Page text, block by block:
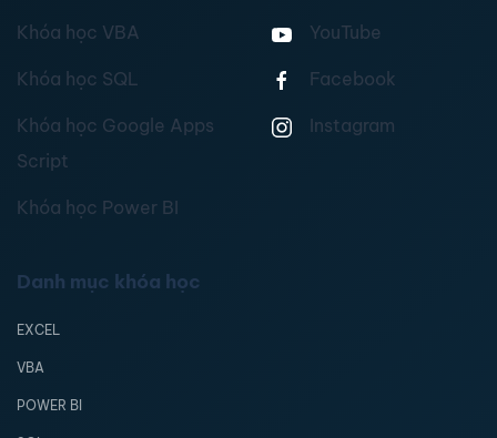
Khóa học VBA
Khóa học SQL
Khóa học Google Apps
Script
Khóa học Power BI
YouTube
Facebook
Instagram
Danh mục khóa học
EXCEL
VBA
POWER BI